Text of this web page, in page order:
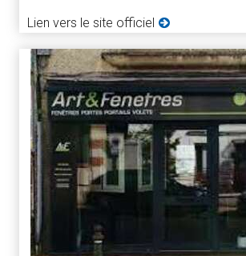
Lien vers le site officiel